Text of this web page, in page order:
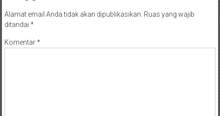
Alamat email Anda tidak akan dipublikasikan. Ruas yang wajib
ditandai *
Komentar*